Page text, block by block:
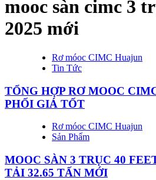
mooc sàn cimc 3
2025 mới
Rơ móoc CIMC Huajun
Tin Tức
TỔNG HỢP RƠ MOOC
PHỐI GIÁ TỐT
Rơ móoc CIMC Huajun
Sản Phẩm
MOOC SÀN 3 TRỤC 40
TẢI 32.65 TẤN MỚI